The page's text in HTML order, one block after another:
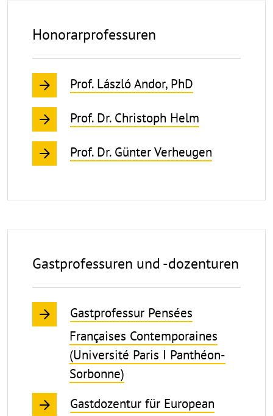
Honorarprofessuren
Prof. László Andor, PhD
Prof. Dr. Christoph Helm
Prof. Dr. Günter Verheugen
Gastprofessuren und -dozenturen
Gastprofessur Pensées
Françaises Contemporaines
(Université Paris I Panthéon-
Sorbonne)
Gastdozentur für European